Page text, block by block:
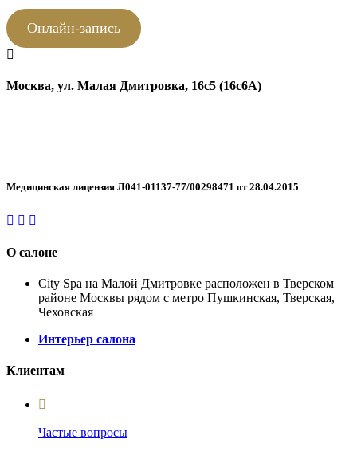
Онлайн-запись
Москва, ул. Малая Дмитровка, 16с5 (16с6А)
Медицинская лицензия Л041-01137-77/00298471 от 28.04.2015
О салоне
City Spa на Малой Дмитровке расположен в Тверском
районе Москвы рядом с метро Пушкинская, Тверская,
Чеховская
Интерьер салона
Клиентам
Частые вопросы